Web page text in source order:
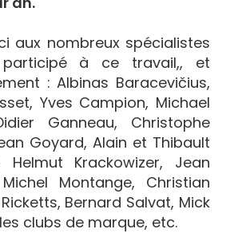
aux nombreux spécialistes
à ce travail,, et
: Albinas Baracevičius,
Yves Campion, Michael
Ganneau, Christophe
Goyard, Alain et Thibault
Helmut Krackowizer, Jean
Montange, Christian
Ricketts, Bernard Salvat, Mick
clubs de marque, etc.